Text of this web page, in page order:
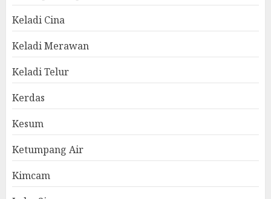
Keladi Cina
Keladi Merawan
Keladi Telur
Kerdas
Kesum
Ketumpang Air
Kimcam